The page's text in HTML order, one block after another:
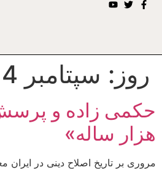
روز: سپتامبر 4, 2019
حکمی زاده و
هزار ساله»
مروری بر تاریخ اصلاح دینی در